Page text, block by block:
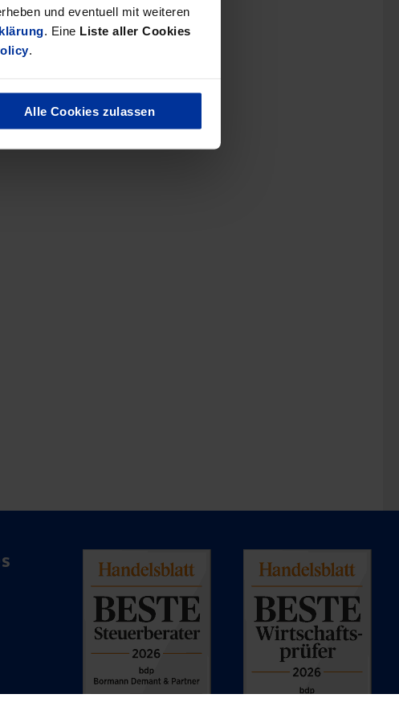
und eventuell mit weiteren
. Eine Liste aller Cookies
.
Alle Cookies zulassen